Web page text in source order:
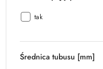
Kołek
tak
Średnica tubusu [mm]